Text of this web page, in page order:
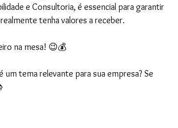
e Consultoria, é essencial para garantir
tenha valores a receber.
na mesa! 😉💰
um tema relevante para sua empresa? Se